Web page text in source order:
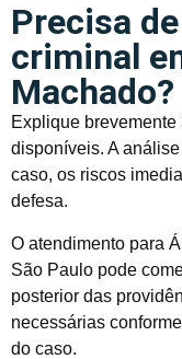
Precisa
criminal
Machado?
Explique
disponíveis. A
caso, os riscos
defesa.
O atendimento para
São Paulo pode
posterior das
necessárias
do caso.